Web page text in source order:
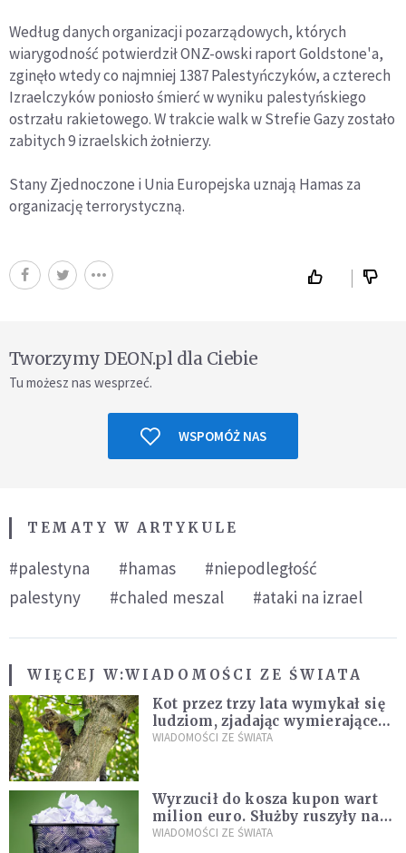
Według danych organizacji pozarządowych, których
wiarygodność potwierdził ONZ-owski raport Goldstone'a,
zginęło wtedy co najmniej 1387 Palestyńczyków, a czterech
Izraelczyków poniosło śmierć w wyniku palestyńskiego
ostrzału rakietowego. W trakcie walk w Strefie Gazy zostało
zabitych 9 izraelskich żołnierzy.
Stany Zjednoczone i Unia Europejska uznają Hamas za
organizację terrorystyczną.
Tworzymy DEON.pl dla Ciebie
Tu możesz nas wesprzeć.
WSPOMÓŻ NAS
TEMATY W ARTYKULE
#palestyna #hamas
#niepodległość
palestyny
#chaled meszal #ataki na izrael
WIĘCEJ W:WIADOMOŚCI ZE ŚWIATA
Kot przez trzy lata wymykał się
ludziom, zjadając wymierające
kaczki. W końcu popełnił
WIADOMOŚCI ZE ŚWIATA
Wyrzucił do kosza kupon wart
milion euro. Służby ruszyły na
poszukiwania
WIADOMOŚCI ZE ŚWIATA